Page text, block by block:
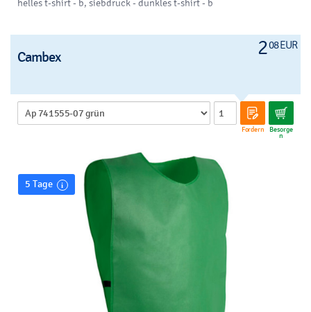
helles t-shirt - b, siebdruck - dunkles t-shirt - b
208 EUR
Cambex
Fordern Besorge
n
5 Tage